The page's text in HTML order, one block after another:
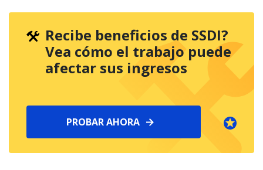
Recibe beneficios de SSDI?
Vea cómo el trabajo puede
afectar sus ingresos
PROBAR AHORA